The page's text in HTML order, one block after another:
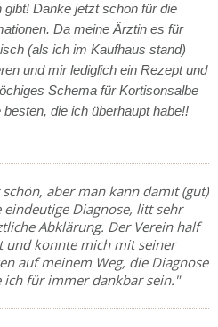
gibt! Danke jetzt schon für die
Da meine Ärztin es für
(als ich im Kaufhaus stand)
und mir lediglich ein Rezept und
Schema für Kortisonsalbe
die ich überhaupt habe!!
aber man kann damit (gut)
Diagnose, litt sehr
Abklärung. Der Verein half
konnte mich mit seiner
auf meinem Weg, die Diagnose
ich für immer dankbar sein."